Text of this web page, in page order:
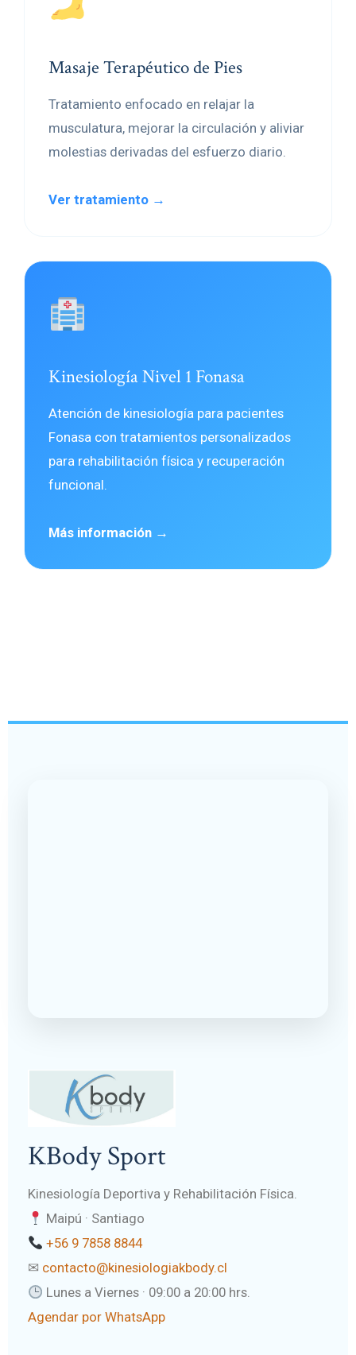
Masaje Terapéutico de Pies
Tratamiento enfocado en relajar la
musculatura, mejorar la circulación y aliviar
molestias derivadas del esfuerzo diario.
Ver tratamiento →
Kinesiología Nivel 1 Fonasa
Atención de kinesiología para pacientes
Fonasa con tratamientos personalizados
para rehabilitación física y recuperación
funcional.
Más información →
KBody Sport
Kinesiología Deportiva y Rehabilitación Física.
Maipú · Santiago
+56 9 7858 8844
✉ contacto@kinesiologiakbody.cl
Lunes a Viernes · 09:00 a 20:00 hrs.
Agendar por WhatsApp